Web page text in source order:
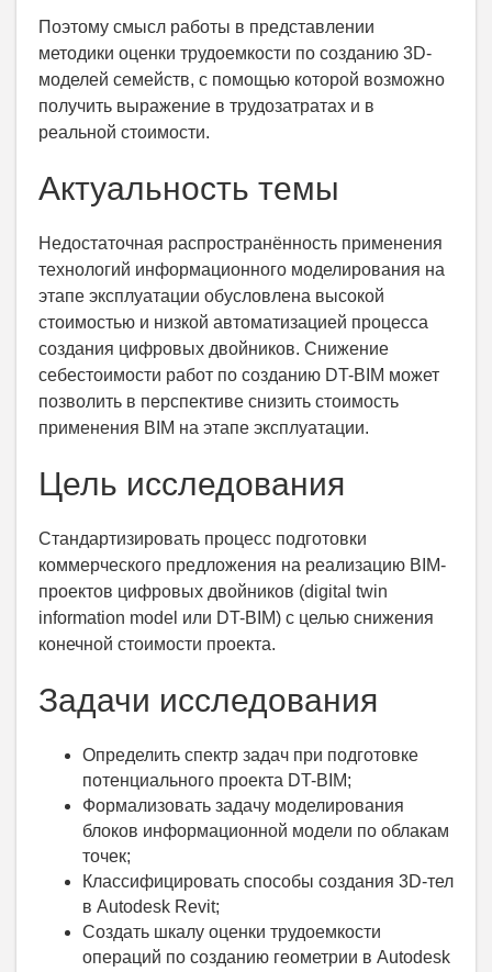
Поэтому смысл работы в представлении
методики оценки трудоемкости по созданию 3D-
моделей семейств, с помощью которой возможно
получить выражение в трудозатратах и в
реальной стоимости.
Актуальность темы
Недостаточная распространённость применения
технологий информационного моделирования на
этапе эксплуатации обусловлена высокой
стоимостью и низкой автоматизацией процесса
создания цифровых двойников. Снижение
себестоимости работ по созданию DT-BIM может
позволить в перспективе снизить стоимость
применения BIM на этапе эксплуатации.
Цель исследования
Стандартизировать процесс подготовки
коммерческого предложения на реализацию BIM-
проектов цифровых двойников (digital twin
information model или DT-BIM) с целью снижения
конечной стоимости проекта.
Задачи исследования
Определить спектр задач при подготовке
потенциального проекта DT-BIM;
Формализовать задачу моделирования
блоков информационной модели по облакам
точек;
Классифицировать способы создания 3D-тел
в Autodesk Revit;
Создать шкалу оценки трудоемкости
операций по созданию геометрии в Autodesk